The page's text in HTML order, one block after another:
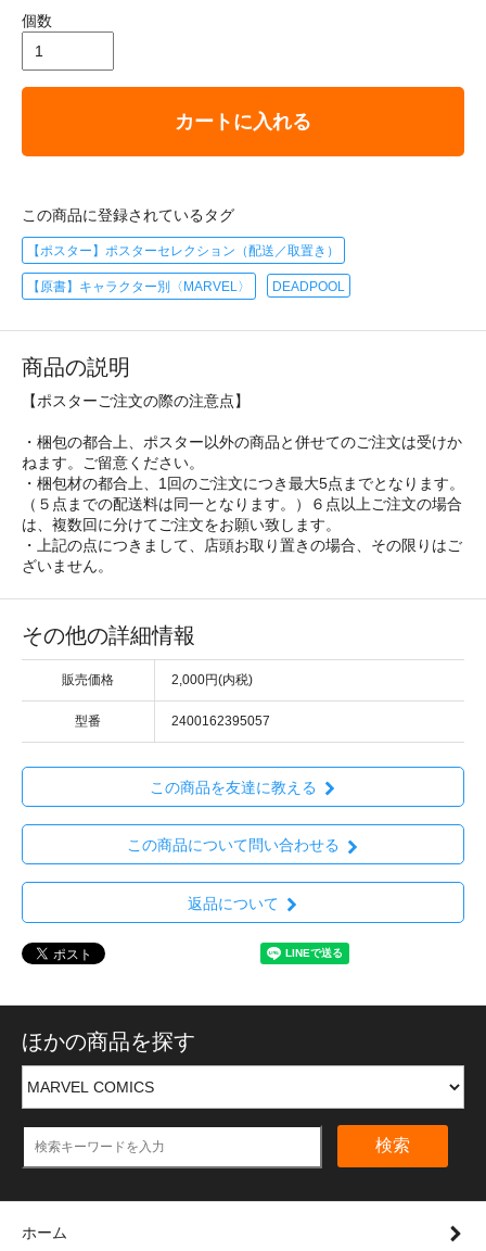
個数
カートに入れる
この商品に登録されているタグ
【ポスター】ポスターセレクション（配送／取置き）
【原書】キャラクター別〈MARVEL〉 DEADPOOL
商品の説明
【ポスターご注文の際の注意点】
・梱包の都合上、ポスター以外の商品と併せてのご注文は受けか
ねます。ご留意ください。
・梱包材の都合上、1回のご注文につき最大5点までとなります。
（５点までの配送料は同一となります。）６点以上ご注文の場合
は、複数回に分けてご注文をお願い致します。
・上記の点につきまして、店頭お取り置きの場合、その限りはご
ざいません。
その他の詳細情報
販売価格 2,000円(内税)
型番 2400162395057
この商品を友達に教える
この商品について問い合わせる
返品について
ほかの商品を探す
検索
ホーム